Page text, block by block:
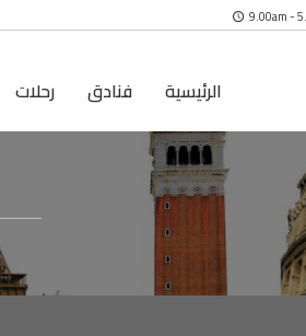
الرئيسية فنادق رحلات